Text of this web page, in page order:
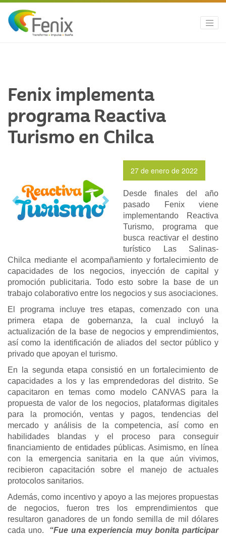
Fenix implementa
programa Reactiva
Turismo en Chilca
Previous Next
27 de enero de 2022
Desde finales del año
pasado Fenix viene
implementando Reactiva
Turismo, programa que
busca reactivar el destino
turístico Las Salinas-
Chilca mediante el acompañamiento y fortalecimiento de
capacidades de los negocios, inyección de capital y
promoción publicitaria. Todo esto sobre la base de un
trabajo colaborativo entre los negocios y sus asociaciones.
El programa incluye tres etapas, comenzado con una
primera etapa de gobernanza, la cual incluyó la
actualización de la base de negocios y emprendimientos,
así como la identificación de aliados del sector público y
privado que apoyan el turismo.
En la segunda etapa consistió en un fortalecimiento de
capacidades a los y las emprendedoras del distrito. Se
capacitaron en temas como modelo CANVAS para la
propuesta de valor de los negocios, plataformas digitales
para la promoción, ventas y pagos, tendencias del
mercado y análisis de la competencia, así como en
habilidades blandas y el proceso para conseguir
financiamiento de entidades públicas. Asimismo, en línea
con la emergencia sanitaria en la que aún vivimos,
recibieron capacitación sobre el manejo de actuales
protocolos sanitarios.
Además, como incentivo y apoyo a las mejores propuestas
de negocios, fueron tres los emprendimientos que
resultaron ganadores de un fondo semilla de mil dólares
cada uno. “Fue una experiencia muy bonita participar